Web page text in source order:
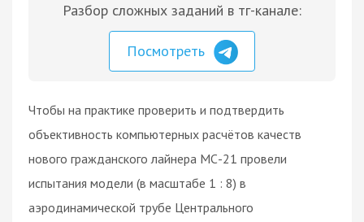
Разбор сложных заданий в тг-канале:
Посмотреть
Чтобы на практике проверить и подтвердить
объективность компьютерных расчётов качеств
нового гражданского лайнера МС-21 провели
испытания модели (в масштабе 1 : 8) в
аэродинамической трубе Центрального